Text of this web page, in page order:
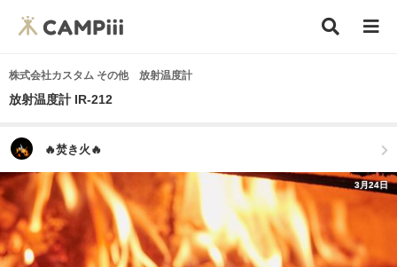
株式会社カスタム その他 放射温度計
放射温度計 IR-212
🔥焚き火🔥
3月24日